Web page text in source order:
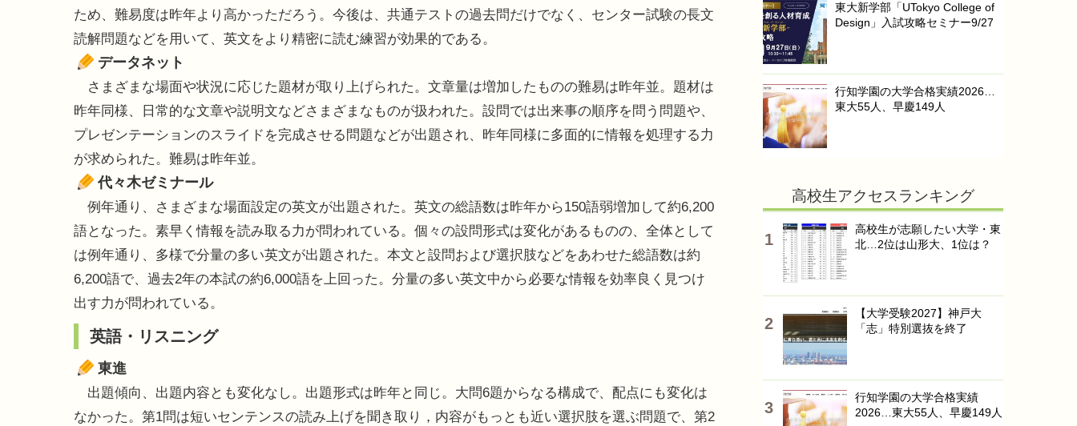
ため、難易度は昨年より高かっただろう。今後は、共通テストの過去問だけでなく、センター試験の長文
読解問題などを用いて、英文をより精密に読む練習が効果的である。
データネット
さまざまな場面や状況に応じた題材が取り上げられた。文章量は増加したものの難易は昨年並。題材は
昨年同様、日常的な文章や説明文などさまざまなものが扱われた。設問では出来事の順序を問う問題や、
プレゼンテーションのスライドを完成させる問題などが出題され、昨年同様に多面的に情報を処理する力
が求められた。難易は昨年並。
代々木ゼミナール
例年通り、さまざまな場面設定の英文が出題された。英文の総語数は昨年から150語弱増加して約6,200
語となった。素早く情報を読み取る力が問われている。個々の設問形式は変化があるものの、全体として
は例年通り、多様で分量の多い英文が出題された。本文と設問および選択肢などをあわせた総語数は約
6,200語で、過去2年の本試の約6,000語を上回った。分量の多い英文中から必要な情報を効率良く見つけ
出す力が問われている。
英語・リスニング
東進
出題傾向、出題内容とも変化なし。出題形式は昨年と同じ。大問6題からなる構成で、配点にも変化は
なかった。第1問は短いセンテンスの読み上げを聞き取り，内容がもっとも近い選択肢を選ぶ問題で、第2
東大新学部「UTokyo College of
Design」入試攻略セミナー9/27
行知学園の大学合格実績2026…
東大55人、早慶149人
高校生アクセスランキング
高校生が志願したい大学・東
北…2位は山形大、1位は？
【大学受験2027】神戸大
「志」特別選抜を終了
行知学園の大学合格実績
2026…東大55人、早慶149人